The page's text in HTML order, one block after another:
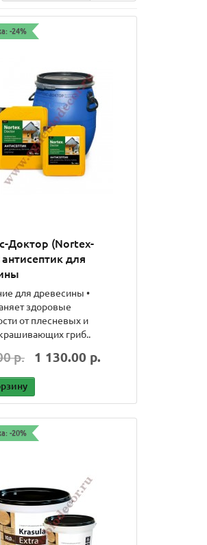
01 Д ПРОФИ
состав для
Д ПРОФИ применяется
защиты
конструкций и
от огня и б..
р.
-24%
Доктор (Nortex-
для
для древесины •
здоровые
от плесневых и
гриб..
р. 1 130.00 р.
-20%